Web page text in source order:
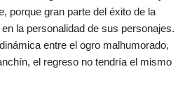
porque gran parte del éxito de la
la personalidad de sus personajes.
entre el ogro malhumorado,
el regreso no tendría el mismo